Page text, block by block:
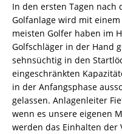
In den ersten Tagen
Golfanlage wird mit
meisten Golfer haben im
Golfschläger in der Hand
sehnsüchtig in den
eingeschränkten
in der Anfangsphase
gelassen. Anlagenleiter
wenn es unsere eigenen
werden das Einhalten